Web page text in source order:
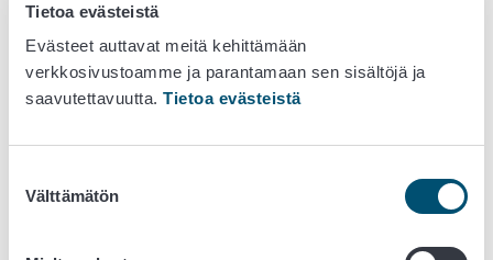
Tietoa evästeistä
Evästeet auttavat meitä kehittämään
verkkosivustoamme ja parantamaan sen sisältöjä ja
saavutettavuutta. Tietoa evästeistä
valinta
Välttämätön
På svenska:Vi äter och lär tillsammans -
rekommendationer för skolbespisningen (2017)pdf 5 Mt
In English:Eating and learning together -
recommendations for school meals (2017)pdf, 6,7 Mt
kanssa uudet kouluruokailusuositukset 2017.